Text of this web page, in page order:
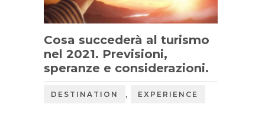
Cosa succederà al turismo
nel 2021. Previsioni,
speranze e considerazioni.
DESTINATION , EXPERIENCE